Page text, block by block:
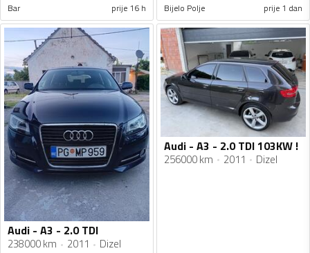
Bar prije 16 h Bijelo Polje prije 1 dan
Audi - A3 - 2.0 TDI
238000 km 2011 Dizel
Audi - A3 - 2.0 TDI 103KW !
256000 km 2011 Dizel